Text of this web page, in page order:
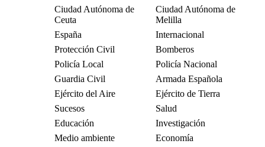
Ciudad Autónoma de
Ceuta
Ciudad Autónoma de
Melilla
España
Internacional
Protección Civil
Bomberos
Policía Local
Policía Nacional
Guardia Civil
Armada Española
Ejército del Aire
Ejército de Tierra
Sucesos
Salud
Educación
Investigación
Medio ambiente
Economía